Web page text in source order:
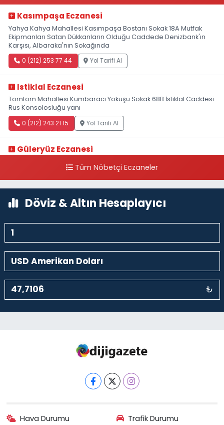
Kasımpaşa Eczanesi
Yahya Kahya Mahallesi Kasımpaşa Bostanı Sokak 18A Mutfak
Ekipmanları Satan Dükkanların Olduğu Caddede Denizbank'ın
Karşısı, Albaraka'nın Sokağında
0 (212) 253 77 44 Yol Tarifi Al
Istiklal Eczanesi
Tomtom Mahallesi Kumbaracı Yokuşu Sokak 68B İstiklal Caddesi
Rus Konsolosluğu yanı
0 (212) 243 21 15 Yol Tarifi Al
Güleryüz Eczanesi
kalaycıbahçe Meydana DoğruTüm Nöbetçi Eczaneler
Döviz & Altın Hesaplayıcı
₺
Hava Durumu Trafik Durumu